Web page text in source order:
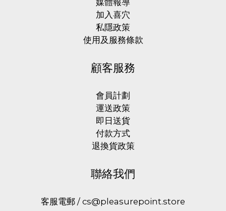
媒體報導
加入喜穴
私隱政策
使用及服務條款
顧客服務
會員計劃
運送政策
即日送貨
付款方式
退換貨政策
聯絡我們
客服電郵 / cs@pleasurepoint.store